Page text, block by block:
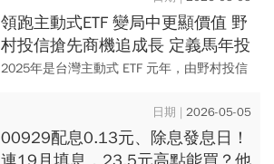
3,000億...
領跑主動式ETF 變局中更顯價值 野
村投信搶先商機追成長 定義馬年投
資主旋律
2025年是台灣主動式 ETF 元年，由野村投信
的三檔主動式 ETF，完備「追成長」、「核
心市值」...
2026-05-05
00929配息0.13元、除息發息日！